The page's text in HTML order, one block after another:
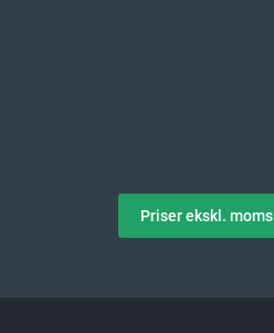
Priser ekskl. moms